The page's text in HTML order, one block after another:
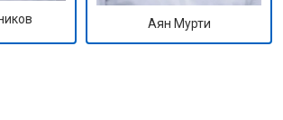
Аян Мурти